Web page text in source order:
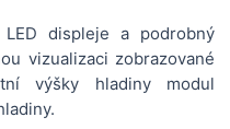
displeje a podrobný
vizualizaci zobrazované
výšky hladiny modul